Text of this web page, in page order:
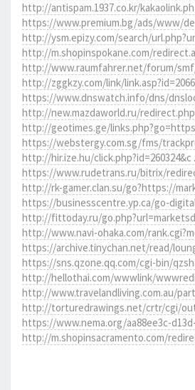
http://antispam.1937.co.kr/
https://www.premium.bg/ads/www/
http://ysm.epizy.com/search/
http://m.shopinspokane.com/
http://www.raumfahrer.net/forum/
http://zggkzy.com/link/
https://www.dnswatch.info/dns/
http://new.mazdaworld.ru/
http://geotimes.ge/
https://webstergy.com.sg/fms/
http://hir.ize.hu/click.php?id=260324&c
https://www.rudetrans.ru/bitrix/
http://rk-gamer.clan.su/go?https://
https://businesscentre.yp.ca/go-
http://fittoday.ru/
http://www.navi-ohaka.com/
https://archive.tinychan.net/read/
https://sns.qzone.qq.com/cgi-bin/
http://hellothai.com/wwwlink/
http://www.travelandliving.com.au/
http://torturedrawings.net/crtr/cgi/out
https://www.nema.org/aa88ee3c-
http://m.shopinsacramento.com/